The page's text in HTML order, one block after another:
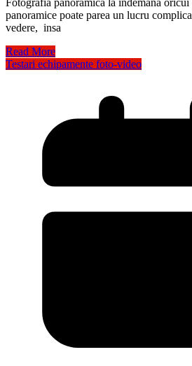
Fotografia panoramica la indemana
panoramice poate parea un lucru
vedere, insa
Read More
Testari echipamente foto-video